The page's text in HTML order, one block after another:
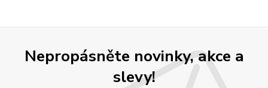
Nepropásněte novinky, akce a
slevy!